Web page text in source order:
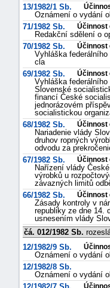
13/1982/1 Sb.
Oznámení o vydání
71/1982 Sb.
Účinnost
Redakční sdělení o
70/1982 Sb.
Účinnost
Vyhláška
cla
69/1982 Sb.
Účinnost
Vyhláška
Slovenské
financí České
jednorázovém
socialistickou
68/1982 Sb.
Účinnost
Nariadenie vlády
druhov ropných
odvodu za
67/1982 Sb.
Účinnost
Nařízení vlády
výrobků u
závazných limitů
66/1982 Sb.
Účinnost
Zásady kontroly v
republiky ze dne 14.
usnesením vlády
čá. 012/1982 Sb.
12/1982/9 Sb.
Oznámení o vydání
12/1982/8 Sb.
Oznámení o vydání